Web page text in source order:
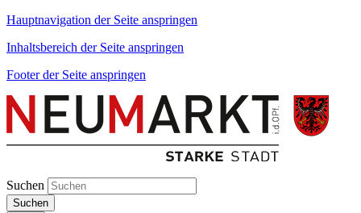
Hauptnavigation der Seite anspringen
Inhaltsbereich der Seite anspringen
Footer der Seite anspringen
Suchen
Suchen